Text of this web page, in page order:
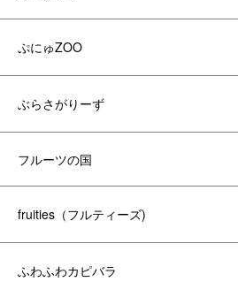
ぷにゅZOO
ぶらさがりーず
フルーツの国
fruities（フルティーズ)
ふわふわカピバラ